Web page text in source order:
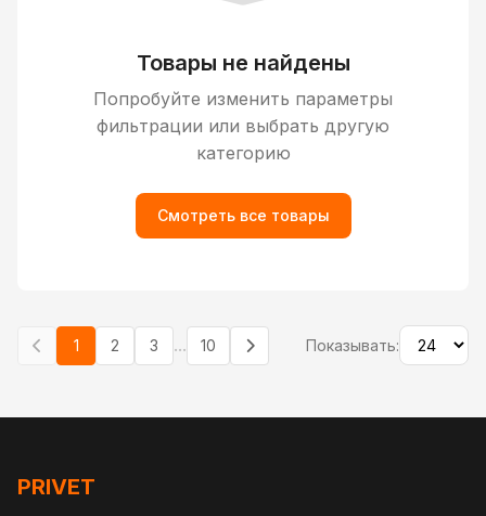
Товары не найдены
Попробуйте изменить параметры
фильтрации или выбрать другую
категорию
Смотреть все товары
1 2 3 ... 10 Показывать:
PRIVET